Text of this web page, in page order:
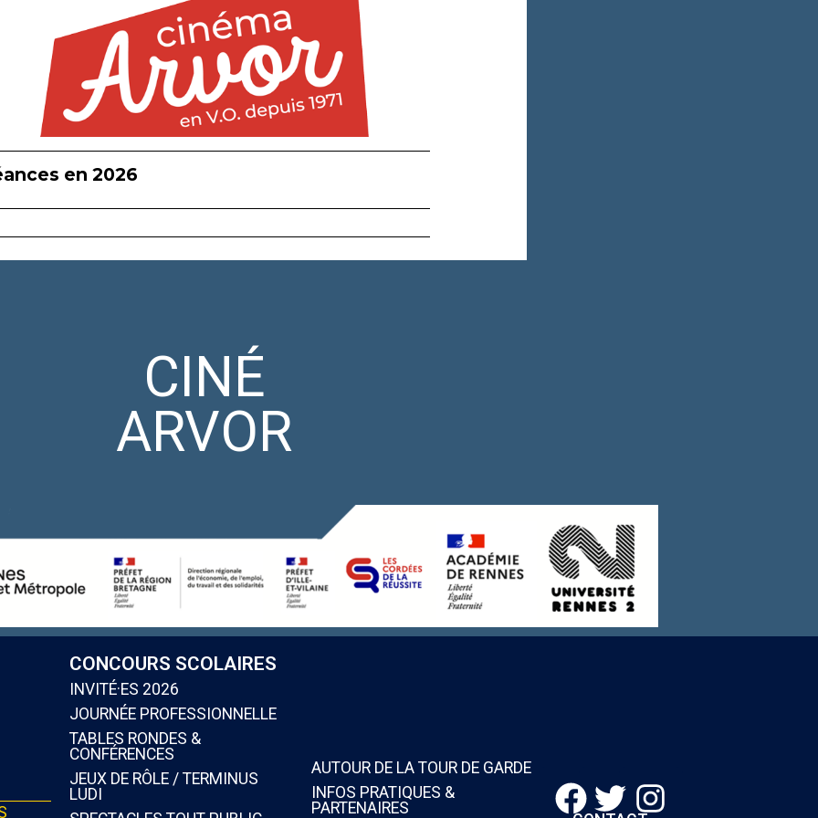
en 2026
CINÉ
ARVOR
CONCOURS SCOLAIRES
INVITÉ·ES 2026
JOURNÉE PROFESSIONNELLE
TABLES RONDES &
CONFÉRENCES
JEUX DE RÔLE / TERMINUS
LUDI
AUTOUR DE LA TOUR DE GARDE
INFOS PRATIQUES &
PARTENAIRES